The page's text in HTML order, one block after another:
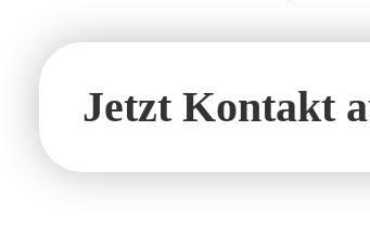
Jetzt Kontakt